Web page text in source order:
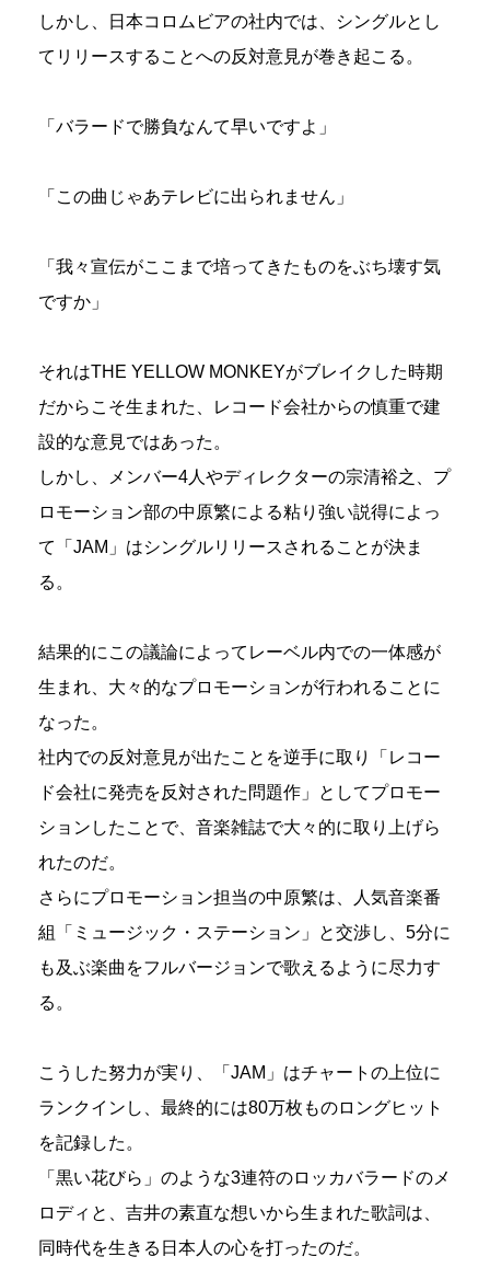
しかし、日本コロムビアの社内では、シングルとし
てリリースすることへの反対意見が巻き起こる。
「バラードで勝負なんて早いですよ」
「この曲じゃあテレビに出られません」
「我々宣伝がここまで培ってきたものをぶち壊す気
ですか」
それはTHE YELLOW MONKEYがブレイクした時期
だからこそ生まれた、レコード会社からの慎重で建
設的な意見ではあった。
しかし、メンバー4人やディレクターの宗清裕之、プ
ロモーション部の中原繁による粘り強い説得によっ
て「JAM」はシングルリリースされることが決ま
る。
結果的にこの議論によってレーベル内での一体感が
生まれ、大々的なプロモーションが行われることに
なった。
社内での反対意見が出たことを逆手に取り「レコー
ド会社に発売を反対された問題作」としてプロモー
ションしたことで、音楽雑誌で大々的に取り上げら
れたのだ。
さらにプロモーション担当の中原繁は、人気音楽番
組「ミュージック・ステーション」と交渉し、5分に
も及ぶ楽曲をフルバージョンで歌えるように尽力す
る。
こうした努力が実り、「JAM」はチャートの上位に
ランクインし、最終的には80万枚ものロングヒット
を記録した。
「黒い花びら」のような3連符のロッカバラードのメ
ロディと、吉井の素直な想いから生まれた歌詞は、
同時代を生きる日本人の心を打ったのだ。